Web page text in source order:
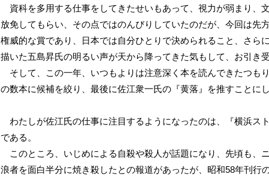
資科を多用する仕事をしてきたせいもあって、視力が弱まり、
放免してもらい、その点ではのんびりしていたのだが、今回は先
権威的な賞であり、日本では自分ひとりで決められること、さら
描いた五島昇氏の明るい声が天から降ってきた気もして、お引き
そして、この一年、いつもよりは注意深く本を読んできたつも
の数本に候補を絞り、最後に佐江衆一氏の『黄落』を推すことにし
わたしが佐江氏の仕事に注目するようになったのは、『横浜ス
である。
このところ、いじめによる自殺や殺人が話題になり、先頃も、
浪者を面白半分に焼き殺したとの報道があったが、昭和58年刊行